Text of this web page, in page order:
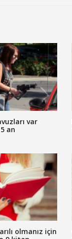
var
an
olmanız için